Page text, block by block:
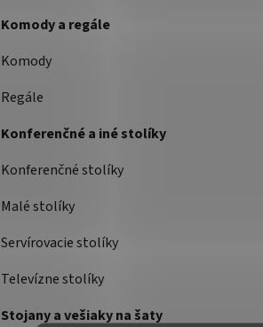
Komody a regále
Komody
Regále
Konferenčné a iné stolíky
Konferenčné stolíky
Malé stolíky
Servírovacie stolíky
Televízne stolíky
Stojany a vešiaky na šaty